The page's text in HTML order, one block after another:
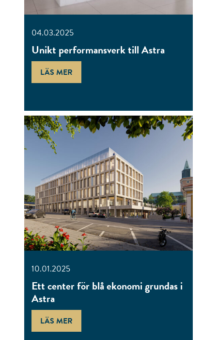
04.03.2025
Unikt performansverk till Astra
LÄS MER
10.01.2025
Ett center för blå ekonomi grundas i
Astra
LÄS MER